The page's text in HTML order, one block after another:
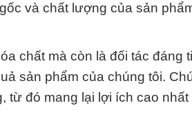
và chất lượng của sản
chất mà còn là đối tác đáng
sản phẩm của chúng tôi.
đó mang lại lợi ích cao